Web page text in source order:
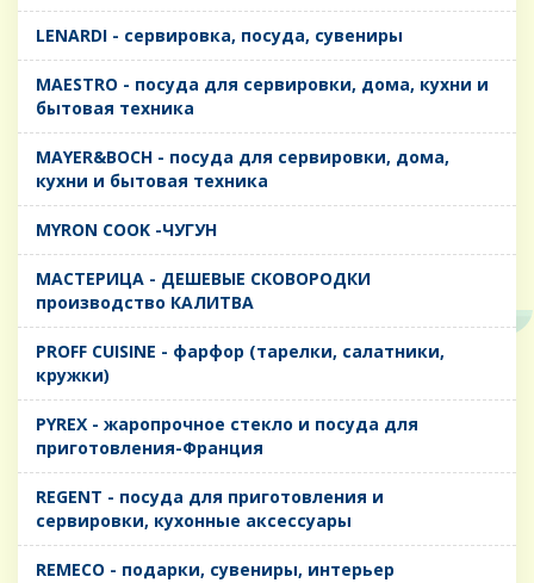
LENARDI - сервировка, посуда, сувениры
MAESTRO - посуда для сервировки, дома, кухни и
бытовая техника
MAYER&BOCH - посуда для сервировки, дома,
кухни и бытовая техника
MYRON COOK -ЧУГУН
MАСТЕРИЦА - ДЕШЕВЫЕ СКОВОРОДКИ
производство КАЛИТВА
PROFF CUISINE - фарфор (тарелки, салатники,
кружки)
PYREX - жаропрочное стекло и посуда для
приготовления-Франция
REGENT - посуда для приготовления и
сервировки, кухонные аксессуары
REMECO - подарки, сувениры, интерьер